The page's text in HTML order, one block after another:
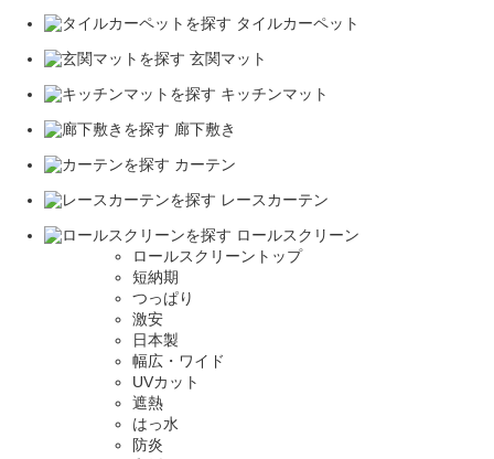
タイルカーペット
玄関マット
キッチンマット
廊下敷き
カーテン
レースカーテン
ロールスクリーン
ロールスクリーントップ
短納期
つっぱり
激安
日本製
幅広・ワイド
UVカット
遮熱
はっ水
防炎